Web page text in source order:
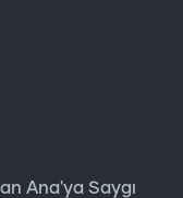
Ana'ya Saygı